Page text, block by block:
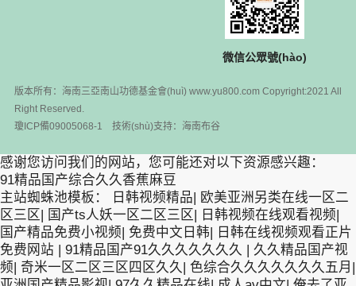
微信公眾號(hào)
版本所有：海南三亞南山功德基金會(huì) www.yu800.com Copyright:2021 All
Right Reserved.
瓊ICP備09005068-1 技術(shù)支持： 海南布谷
感谢您访问我们的网站，您可能还对以下资源感兴趣：
91精品国产综合久久香蕉麻豆
主站蜘蛛池模板：
日韩视频精品
欧美亚洲另类在线一区二
区三区
国产ts人妖一区二区三区 日韩视频在线观看视频
国产精品免费小视频 免费中文日韩
日韩在线视频观看正片
免费网站
91精品国产91久久久久久久久
久久精品国产视
频 奇米一区二区三区四区久久 色综合久久久久久久久五月